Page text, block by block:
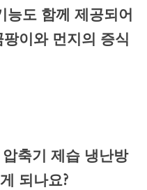
능도 함께 제공되어
이와 먼지의 증식
축기 제습 냉난방
되나요?